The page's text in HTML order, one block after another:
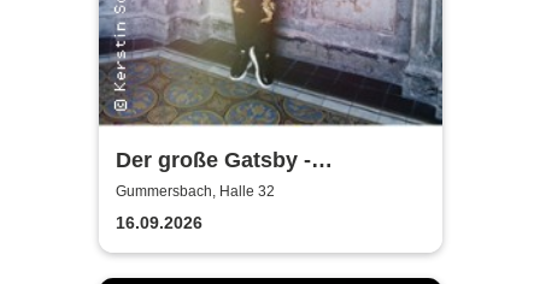
Der große Gatsby -
Rheinisches Landestheater
Neuss
Gummersbach, Halle 32
16.09.2026